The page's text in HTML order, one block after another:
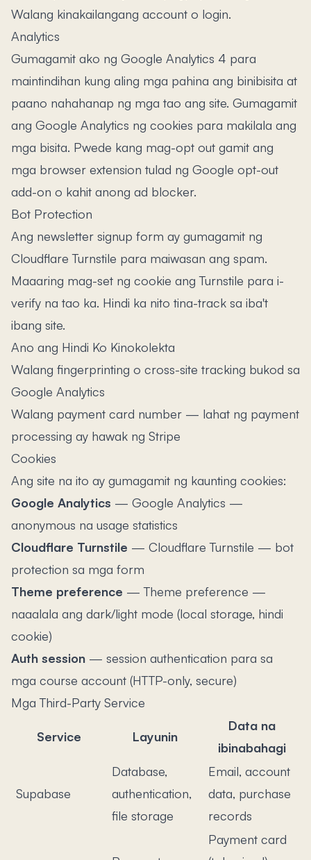
Walang kinakailangang account o login.
Analytics
Gumagamit ako ng Google Analytics 4 para
maintindihan kung aling mga pahina ang binibisita at
paano nahahanap ng mga tao ang site. Gumagamit
ang Google Analytics ng cookies para makilala ang
mga bisita. Pwede kang mag-opt out gamit ang
mga browser extension tulad ng Google opt-out
add-on o kahit anong ad blocker.
Bot Protection
Ang newsletter signup form ay gumagamit ng
Cloudflare Turnstile para maiwasan ang spam.
Maaaring mag-set ng cookie ang Turnstile para i-
verify na tao ka. Hindi ka nito tina-track sa iba't
ibang site.
Ano ang Hindi Ko Kinokolekta
Walang fingerprinting o cross-site tracking bukod sa
Google Analytics
Walang payment card number — lahat ng payment
processing ay hawak ng Stripe
Cookies
Ang site na ito ay gumagamit ng kaunting cookies:
Google Analytics — Google Analytics —
anonymous na usage statistics
Cloudflare Turnstile — Cloudflare Turnstile — bot
protection sa mga form
Theme preference —Theme preference —
naaalala ang dark/light mode (local storage, hindi
cookie)
Auth session — session authentication para sa
mga course account (HTTP-only, secure)
Mga Third-Party Service
Service Layunin
Data na
ibinabahagi
Supabase
Database,
authentication,
file storage
Email, account
data, purchase
records
Payment card